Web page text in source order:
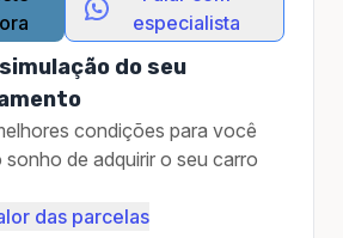
especialista
do seu
condições para você
sonho de adquirir o seu carro
das parcelas